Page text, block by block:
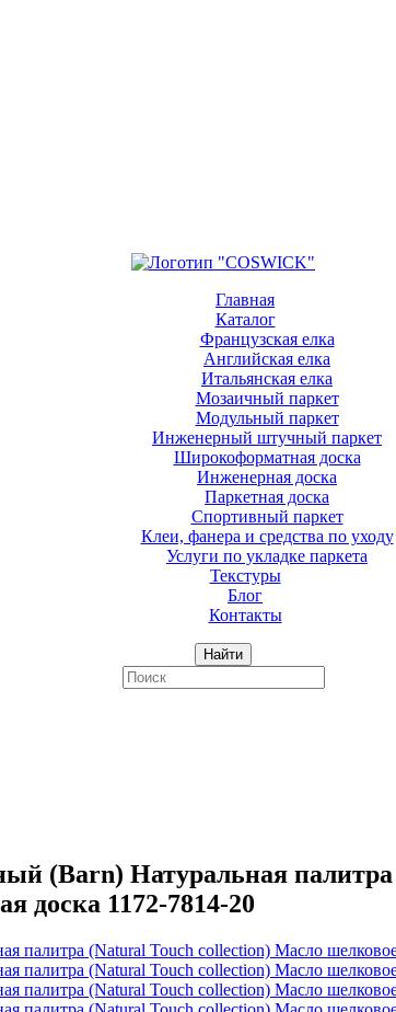
Главная
Каталог
Французская елка
Английская елка
Итальянская елка
Мозаичный паркет
Модульный паркет
Инженерный штучный паркет
Широкоформатная доска
Инженерная доска
Паркетная доска
Спортивный паркет
Клеи, фанера и средства по уходу
Услуги по укладке паркета
Текстуры
Блог
Контакты
Найти
(Barn) Натуральная
доска 1172-7814-20